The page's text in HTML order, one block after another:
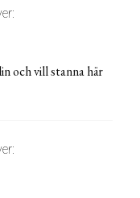
och vill stanna här